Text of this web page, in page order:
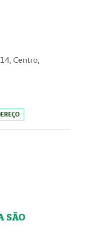
Centro,
SÃO